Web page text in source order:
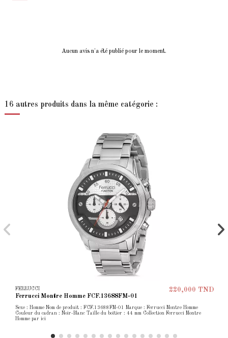
Aucun avis n'a été publié pour le moment.
16 autres produits dans la même catégorie :
FERRUCCI
Ferrucci Montre Homme FCF.13688FM-01
220,000 TND
Sexe : Homme Nom de produit : FCF.13688FM-01 Marque : Ferrucci Montre Homme
Couleur du cadran : Noir-Blanc Taille du boîtier : 44 mm Collection Ferrucci Montre
Homme par ici